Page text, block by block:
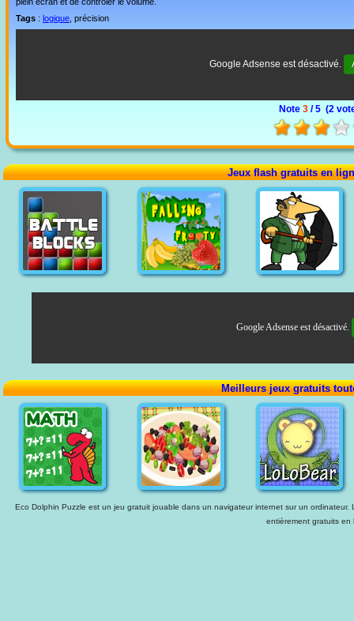
Tags : logique , précision
Google Adsense est désactivé.
Note 3/ 5 (2
Jeux flash gratuits en
Google Adsense est désactivé.
Meilleurs jeux gratuits
Eco Dolphin Puzzle est un jeu gratuit jouable dans un navigateur internet sur un
entièrement gratuits en